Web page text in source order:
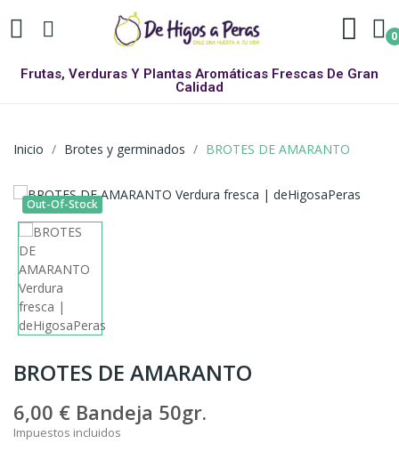
0
Frutas, Verduras Y Plantas Aromáticas Frescas De Gran
Calidad
Inicio Brotes y germinados BROTES DE AMARANTO
Out-Of-Stock
BROTES DE AMARANTO
6,00 € Bandeja 50gr.
Impuestos incluidos